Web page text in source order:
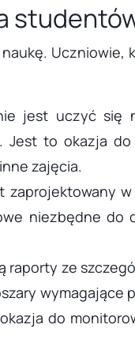
Uczniowie,
jest uczyć się
to okazja do
zajęcia.
zaprojektowany
niezbędne do
ze
wymagające
do